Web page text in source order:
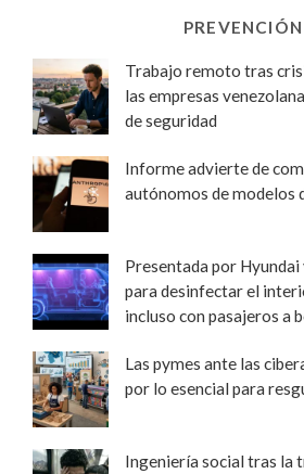
PREVENCIÓN
Trabajo remoto tras
las empresas
de seguridad
Informe advierte de
autónomos de modelos
Presentada por
para desinfectar el
incluso con pasajeros a
Las pymes ante las
por lo esencial para
Ingeniería social tras la